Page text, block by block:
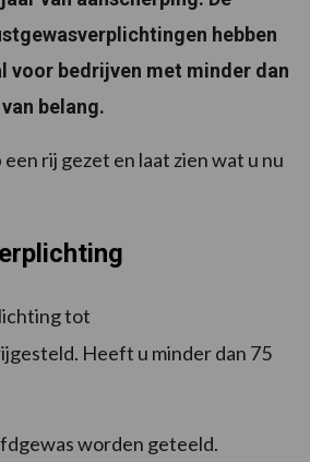
hebben
bedrijven met minder dan
belang.
rij gezet en laat zien wat u nu
tot
Heeft u minder dan 75
worden geteeld.